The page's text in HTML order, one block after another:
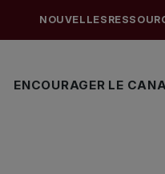
ENCOURAGER LE
NOUVELLES